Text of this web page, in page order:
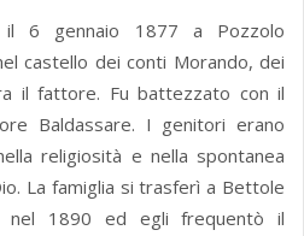
il 6 gennaio 1877 a Pozzolo
castello dei conti Morando, dei
il fattore. Fu battezzato con il
Baldassare. I genitori erano
religiosità e nella spontanea
La famiglia si trasferì a Bettole
nel 1890 ed egli frequentò il